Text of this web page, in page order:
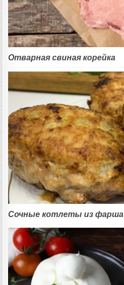
Отварная свиная корейка
Сочные котлеты из фарша